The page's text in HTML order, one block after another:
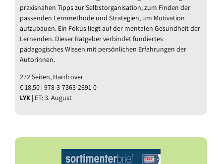
praxisnahen Tipps zur Selbstorganisation, zum Finden der
passenden Lernmethode und Strategien, um Motivation
aufzubauen. Ein Fokus liegt auf der mentalen Gesundheit der
Lernenden. Dieser Ratgeber verbindet fundiertes
pädagogisches Wissen mit persönlichen Erfahrungen der
Autorinnen.
272 Seiten, Hardcover
€ 18,50 | 978-3-7363-2691-0
LYX | ET: 3. August